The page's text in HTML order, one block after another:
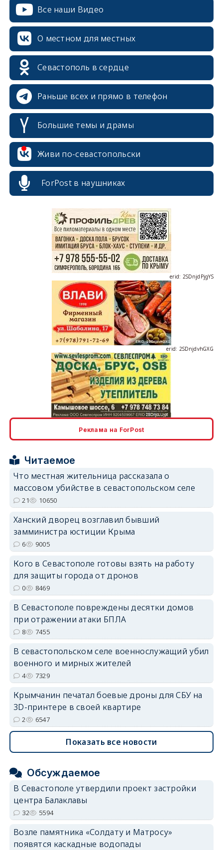
Все наши Видео
О местном для местных
Севастополь в сердце
Раньше всех и прямо в телефон
Большие темы и драмы
Живи по-севастопольски
ForPost в наушниках
erid: 2SDnjdPjgYS
erid: 2SDnjdvhGXG
erid: 2SDnjdvhGXG
Реклама на ForPost
Читаемое
Что местная жительница рассказала о
массовом убийстве в севастопольском селе
21 10650
Ханский дворец возглавил бывший
замминистра юстиции Крыма
6 9005
Кого в Севастополе готовы взять на работу
для защиты города от дронов
0 8469
В Севастополе повреждены десятки домов
при отражении атаки БПЛА
8 7455
В севастопольском селе военнослужащий убил
военного и мирных жителей
4 7329
Крымчанин печатал боевые дроны для СБУ на
3D-принтере в своей квартире
2 6547
Показать все новости
Обсуждаемое
В Севастополе утвердили проект застройки
центра Балаклавы
32 5594
Возле памятника «Солдату и Матросу»
появятся каскадные водопады